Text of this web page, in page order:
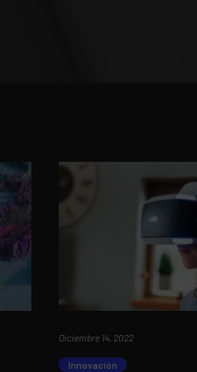
Diciembre 14, 2022
Innovación